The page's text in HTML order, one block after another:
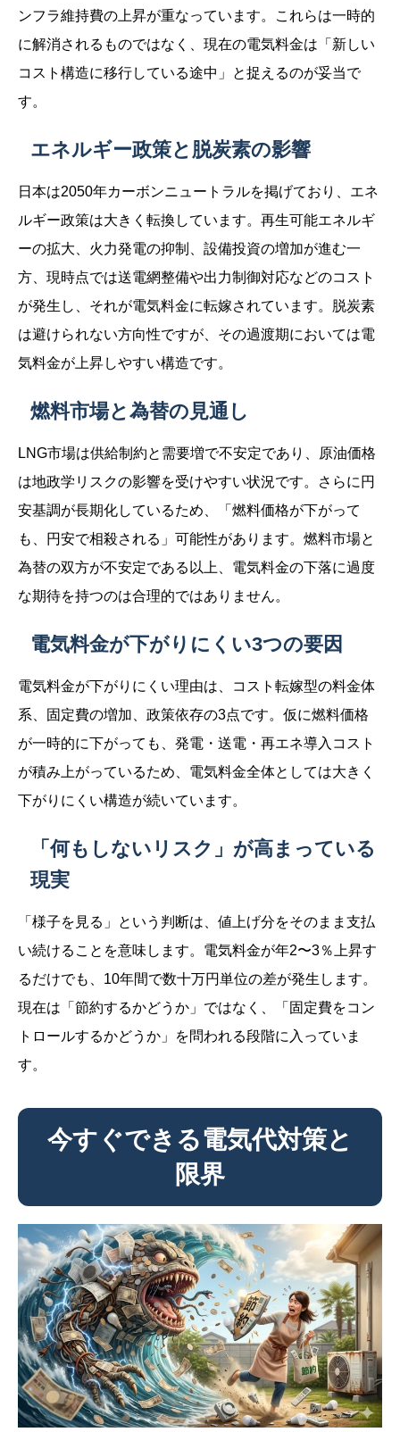
ンフラ維持費の上昇が重なっています。これらは一時的
に解消されるものではなく、現在の電気料金は「新しい
コスト構造に移行している途中」と捉えるのが妥当で
す。
エネルギー政策と脱炭素の影響
日本は2050年カーボンニュートラルを掲げており、エネ
ルギー政策は大きく転換しています。再生可能エネルギ
ーの拡大、火力発電の抑制、設備投資の増加が進む一
方、現時点では送電網整備や出力制御対応などのコスト
が発生し、それが電気料金に転嫁されています。脱炭素
は避けられない方向性ですが、その過渡期においては電
気料金が上昇しやすい構造です。
燃料市場と為替の見通し
LNG市場は供給制約と需要増で不安定であり、原油価格
は地政学リスクの影響を受けやすい状況です。さらに円
安基調が長期化しているため、「燃料価格が下がって
も、円安で相殺される」可能性があります。燃料市場と
為替の双方が不安定である以上、電気料金の下落に過度
な期待を持つのは合理的ではありません。
電気料金が下がりにくい3つの要因
電気料金が下がりにくい理由は、コスト転嫁型の料金体
系、固定費の増加、政策依存の3点です。仮に燃料価格
が一時的に下がっても、発電・送電・再エネ導入コスト
が積み上がっているため、電気料金全体としては大きく
下がりにくい構造が続いています。
「何もしないリスク」が高まっている
現実
「様子を見る」という判断は、値上げ分をそのまま支払
い続けることを意味します。電気料金が年2〜3％上昇す
るだけでも、10年間で数十万円単位の差が発生します。
現在は「節約するかどうか」ではなく、「固定費をコン
トロールするかどうか」を問われる段階に入っていま
す。
今すぐできる電気代対策と
限界